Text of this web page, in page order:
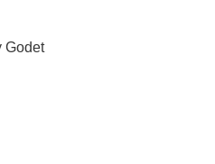
Godet